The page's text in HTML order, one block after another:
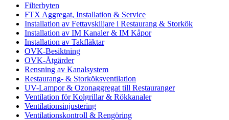
Filterbyten
FTX Aggregat, Installation & Service
Installation av Fettavskiljare i Restaurang & Storkök
Installation av IM Kanaler & IM Kåpor
Installation av Takfläktar
OVK-Besiktning
OVK-Åtgärder
Rensning av Kanalsystem
Restaurang- & Storköksventilation
UV-Lampor & Ozonaggregat till Restauranger
Ventilation för Kolgrillar & Rökkanaler
Ventilationsinjustering
Ventilationskontroll & Rengöring